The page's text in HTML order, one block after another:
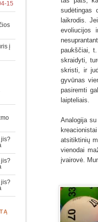
sudėtingas
laikrodis.
evoliucijos
paukščiai,
skraidyti,
skristi, ir
gyvūnas
pasiremti
laipteliais.
Analogija
atsitiktinių
vienodai
įvairovė.
15
į
jis?
jis?
jis?